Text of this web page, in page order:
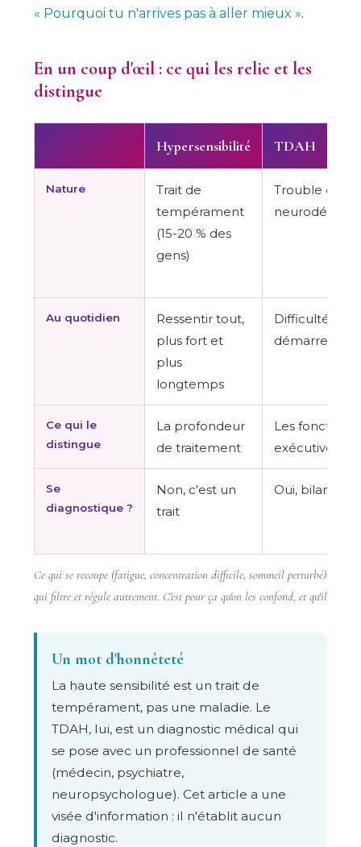
« Pourquoi tu n'arrives pas à aller mieux ».
En un coup d'œil : ce qui les relie et les
distingue
Hypersensibilité TDAH
Nature
Trait de
tempérament
(15-20 % des
gens)
Trouble du
Au quotidien
Ressentir tout,
plus fort et
plus
longtemps
Difficulté à
démarrer,
Ce qui le
distingue
La profondeur
de traitement
Les fonctions
exécutives
Se
diagnostique ?
Non, c'est un
trait
Oui, bilan
Ce qui se recoupe (fatigue, concentration difficile, sommeil perturbé) vient
qui filtre et régule autrement. C'est pour ça qu'on les confond, et qu'ils se
Un mot d'honnêteté
La haute sensibilité est un trait de
tempérament, pas une maladie. Le
TDAH, lui, est un diagnostic médical qui
se pose avec un professionnel de santé
(médecin, psychiatre,
neuropsychologue). Cet article a une
visée d'information : il n'établit aucun
diagnostic.